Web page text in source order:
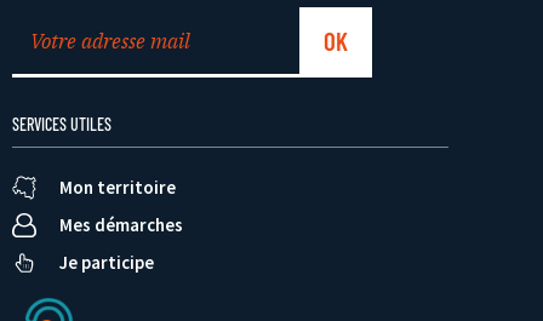
SERVICES UTILES
Mon territoire
Mes démarches
Je participe